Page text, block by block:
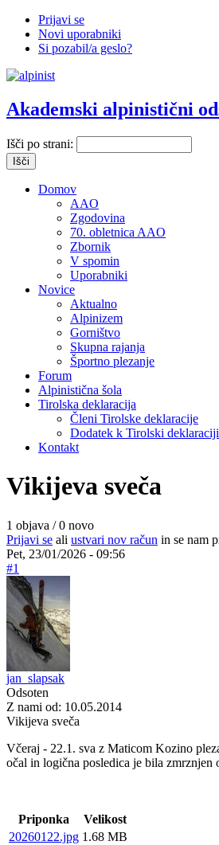
Prijavi se
Novi uporabniki
Si pozabil/a geslo?
Akademski alpinistični
Išči po strani:
Domov
AAO
Zgodovina
70. obletnica AAO
Zbornik
V spomin
Uporabniki
Novice
Aktualno
Alpinizem
Gorništvo
Skupna rajanja
Športno plezanje
Forum
Alpinistična šola
Tirolska deklaracija
Členi Tirolske deklaracije
Dodatek k Tirolski deklaraciji
Kontakt
Vikijeva sveča
1 objava / 0 novo
Prijavi se ali ustvari nov račun in se nam
Pet, 23/01/2026 - 09:56
#1
jan_slapsak
Odsoten
Z nami od: 10.05.2014
Vikijeva sveča
Včeraj - 22.1. sva z Maticom Kozino
očal in logična posledica je bila
Priponka
Velikost
20260122.jpg 1.68 MB